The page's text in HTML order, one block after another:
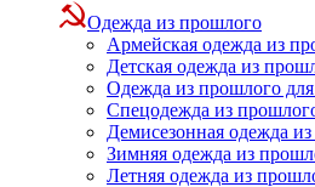
Одежда из прошлого
Армейская одежда из
Детская одежда из
Одежда из прошлого
Спецодежда из
Демисезонная одежда
Зимняя одежда из
Летняя одежда из